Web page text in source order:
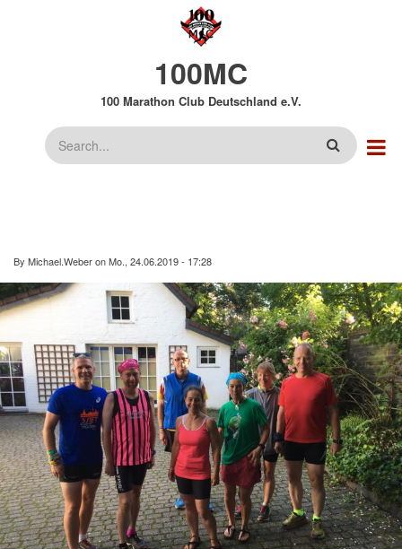
100MC
100 Marathon Club Deutschland e.V.
Suche
By Michael.WeberonMo., 24.06.2019 - 17:28